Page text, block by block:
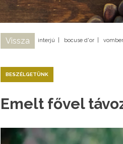
Vissza interjú bocuse d'or
BESZÉLGETÜNK
Emelt fővel